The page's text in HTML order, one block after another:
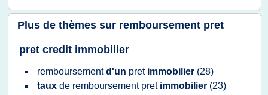
Plus de thèmes sur remboursement pret
pret credit immobilier
remboursementd'un pret immobilier (28)
taux de remboursement pret immobilier (23)